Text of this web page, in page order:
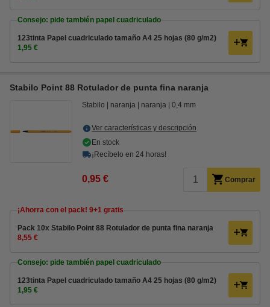
Consejo: pide también papel cuadriculado
123tinta Papel cuadriculado tamaño A4 25 hojas (80 g/m2)
1,95 €
Stabilo Point 88 Rotulador de punta fina naranja
Stabilo naranja naranja 0,4 mm
Ver características y descripción
En stock
¡Recíbelo en 24 horas!
0,95 € Comprar
¡Ahorra con el pack! 9+1 gratis
Pack 10x Stabilo Point 88 Rotulador de punta fina naranja
8,55 €
Consejo: pide también papel cuadriculado
123tinta Papel cuadriculado tamaño A4 25 hojas (80 g/m2)
1,95 €